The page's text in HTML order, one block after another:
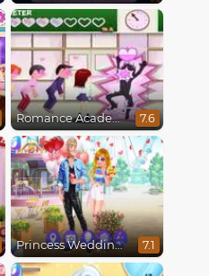
Romance Academy 7.6
Princess Wedding Drama 7.1